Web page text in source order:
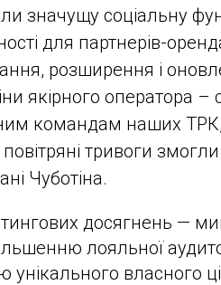
значущу соціальну
для партнерів-
розширення і
якірного оператора
командам наших ТРК,
повітряні тривоги
Чуботіна.
досягнень —
лояльної
унікального власного